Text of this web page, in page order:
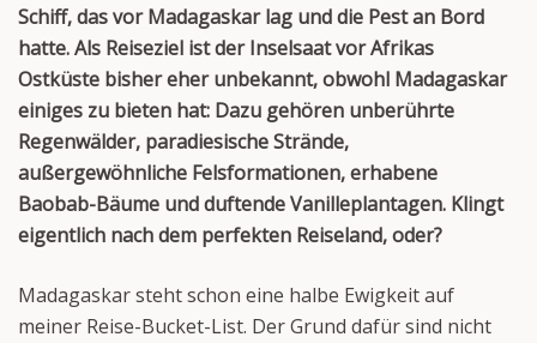
Schiff, das vor Madagaskar lag und die Pest an Bord
hatte. Als Reiseziel ist der Inselsaat vor Afrikas
Ostküste bisher eher unbekannt, obwohl Madagaskar
einiges zu bieten hat: Dazu gehören unberührte
Regenwälder, paradiesische Strände,
außergewöhnliche Felsformationen, erhabene
Baobab-Bäume und duftende Vanilleplantagen. Klingt
eigentlich nach dem perfekten Reiseland, oder?
Madagaskar steht schon eine halbe Ewigkeit auf
meiner Reise-Bucket-List. Der Grund dafür sind nicht